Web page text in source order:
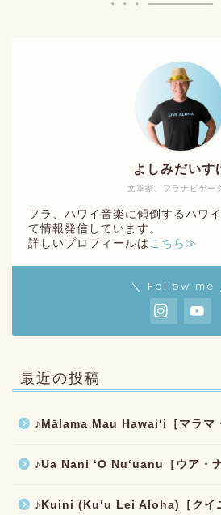
文筆家、フラナビゲー
よしみだいす
フラ、ハワイ音楽に傾倒するハワ
て情報発信しています。
詳しいプロフィールは こちら≫
＼ Follow me
最近の投稿
♪Mālama Mau Hawaiʻi［マラマ
♪Ua Nani ʻO Nuʻuanu［ウア・
♪Kuini (Kuʻu Lei Aloha)［クイ